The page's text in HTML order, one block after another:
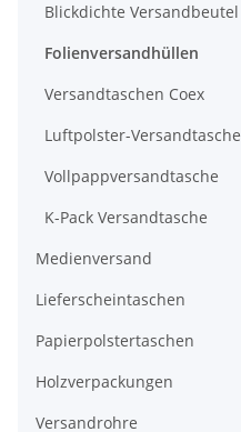
Blickdichte Versandbeutel
Folienversandhüllen
Versandtaschen Coex
Luftpolster-
Vollpappversandtasche
K-Pack Versandtasche
Medienversand
Lieferscheintaschen
Papierpolstertaschen
Holzverpackungen
Versandrohre